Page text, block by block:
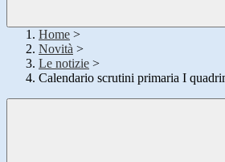
Home >
Novità >
Le notizie >
Calendario scrutini primaria I